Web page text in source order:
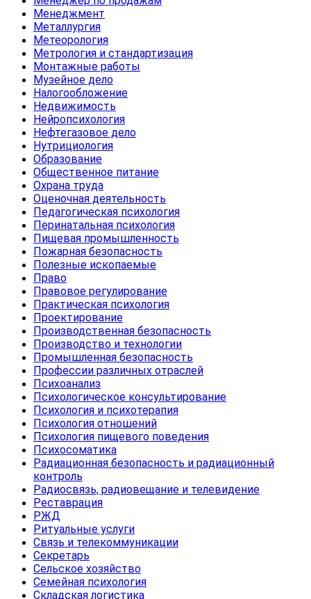
Менеджмент
Металлургия
Метеорология
Метрология и стандартизация
Монтажные работы
Музейное дело
Налогообложение
Недвижимость
Нейропсихология
Нефтегазовое дело
Нутрициология
Образование
Общественное питание
Охрана труда
Оценочная деятельность
Педагогическая психология
Перинатальная психология
Пищевая промышленность
Пожарная безопасность
Полезные ископаемые
Право
Правовое регулирование
Практическая психология
Проектирование
Производственная безопасность
Производство и технологии
Промышленная безопасность
Профессии различных отраслей
Психоанализ
Психологическое консультирование
Психология и психотерапия
Психология отношений
Психология пищевого поведения
Психосоматика
Радиационная безопасность и радиационный
контроль
Радиосвязь, радиовещание и телевидение
Реставрация
РЖД
Ритуальные услуги
Связь и телекоммуникации
Секретарь
Сельское хозяйство
Семейная психология
Складская логистика